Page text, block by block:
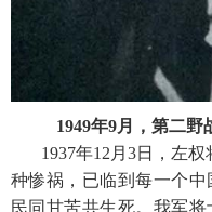
1949年9月，第二
1937年12月3日，左
种惨祸，已临到每一个
民同甘苦共生死。我军